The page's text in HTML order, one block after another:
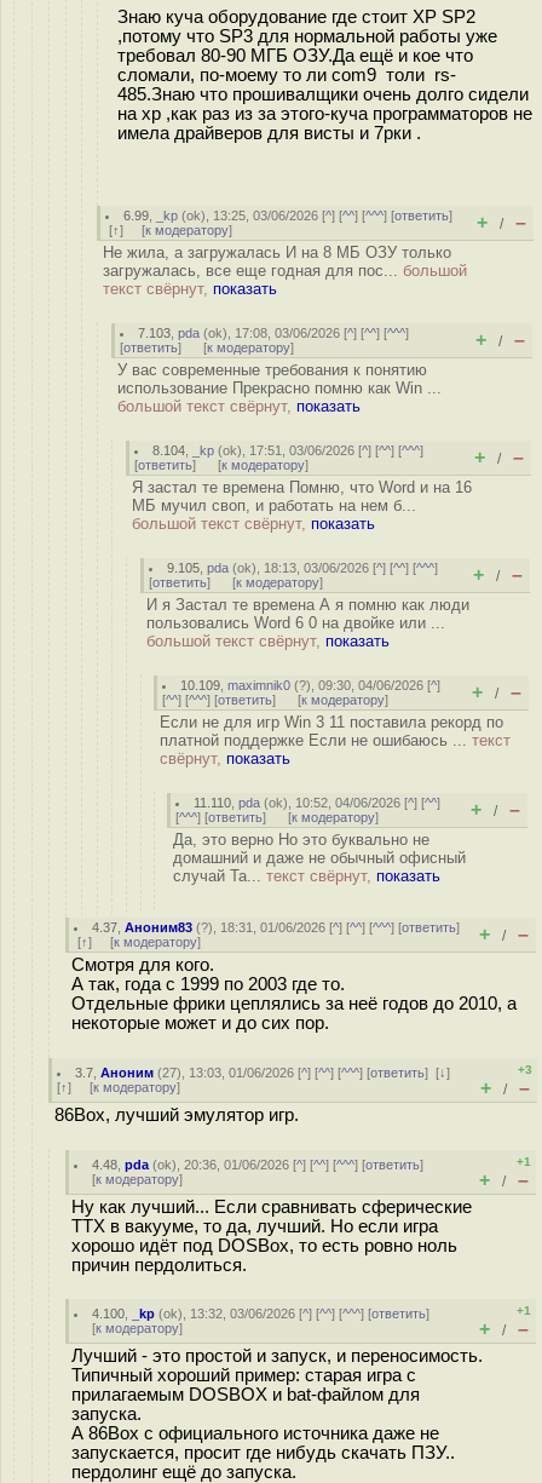
Знаю куча оборудование где стоит XP SP2
,потому что SP3 для нормальной работы уже
требовал 80-90 МГБ ОЗУ.Да ещё и кое что
сломали, по-моему то ли com9 толи rs-
485.Знаю что прошивалщики очень долго сидели
на xp ,как раз из за этого-куча программаторов не
имела драйверов для висты и 7рки .
6.99 _kp (ok), 13:25, 03/06/2026 [^] [^^] [^^^] [ответить]
[↑] [к модератору] + / –
Не жила, а загружалась И на 8 МБ ОЗУ только
загружалась, все еще годная для пос... большой
текст свёрнут, показать
7.103 ,pda (ok), 17:08, 03/06/2026 [^] [^^] [^^^]
[ответить] [к модератору] + / –
У вас современные требования к понятию
использование Прекрасно помню как Win ...
большой текст свёрнут, показать
8.104 _kp (ok), 17:51, 03/06/2026 [^] [^^] [^^^]
[ответить] [к модератору] + / –
Я застал те времена Помню, что Word и на 16
МБ мучил своп, и работать на нем б...
большой текст свёрнут, показать
9.105 ,pda (ok), 18:13, 03/06/2026 [^] [^^] [^^^]
[ответить] [к модератору] + / –
И я Застал те времена А я помню как люди
пользовались Word 6 0 на двойке или ...
большой текст свёрнут, показать
10.109 ,maximnik0 (?), 09:30, 04/06/2026 [^]
[^^] [^^^] [ответить] [к модератору] + / –
Если не для игр Win 3 11 поставила рекорд по
платной поддержке Если не ошибаюсь ... текст
свёрнут, показать
11.110 ,pda (ok), 10:52, 04/06/2026 [^] [^^]
[^^^] [ответить] [к модератору] + / –
Да, это верно Но это буквально не
домашний и даже не обычный офисный
случай Та... текст свёрнут, показать
4.37 ,Аноним83 (?), 18:31, 01/06/2026 [^] [^^] [^^^] [ответить]
[↑] [к модератору] + / –
Смотря для кого.
А так, года с 1999 по 2003 где то.
Отдельные фрики цеплялись за неё годов до 2010, а
некоторые может и до сих пор.
3.7 ,Аноним (27), 13:03, 01/06/2026 [^] [^^] [^^^] [ответить][↓]
[↑] [к модератору]
+3
+ / –
86Box, лучший эмулятор игр.
4.48 ,pda (ok), 20:36, 01/06/2026 [^] [^^] [^^^] [ответить]
[к модератору]
+1
+ / –
Ну как лучший... Если сравнивать сферические
ТТХ в вакууме, то да, лучший. Но если игра
хорошо идёт под DOSBox, то есть ровно ноль
причин пердолиться.
4.100 _kp (ok), 13:32, 03/06/2026 [^] [^^] [^^^] [ответить]
[к модератору]
+1
+ / –
Лучший - это простой и запуск, и переносимость.
Типичный хороший пример: старая игра с
прилагаемым DOSBOX и bat-файлом для
запуска.
А 86Box с официального источника даже не
запускается, просит где нибудь скачать ПЗУ..
пердолинг ещё до запуска.